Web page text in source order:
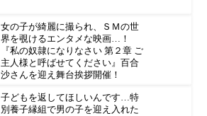
女の子が綺麗に撮られ、ＳＭの世
界を覗けるエンタメな映画…！
『私の奴隷になりなさい 第２章 ご
主人様と呼ばせてください』百合
沙さんを迎え舞台挨拶開催！
子どもを返してほしいんです…特
別養子縁組で男の子を迎え入れた